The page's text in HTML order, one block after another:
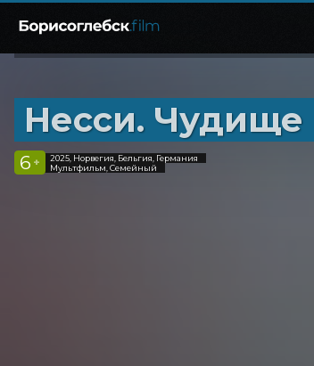
Несси. Чудище
6 +
2025, Норвегия, Бельгия, Германия
Мультфильм, Семейный